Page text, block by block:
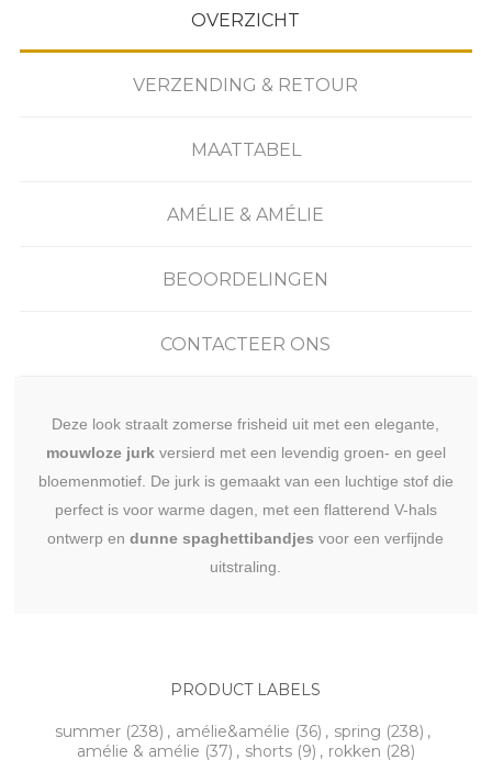
OVERZICHT
VERZENDING & RETOUR
MAATTABEL
AMÉLIE & AMÉLIE
BEOORDELINGEN
CONTACTEER ONS
Deze look straalt zomerse frisheid uit met een elegante,
mouwloze jurk versierd met een levendig groen- en geel
bloemenmotief. De jurk is gemaakt van een luchtige stof die
perfect is voor warme dagen, met een flatterend V-hals
ontwerp endunne spaghettibandjes voor een verfijnde
uitstraling.
PRODUCT LABELS
summer (238) , amélie&amélie (36) , spring (238) ,
amélie & amélie (37) , shorts (9) , rokken (28)